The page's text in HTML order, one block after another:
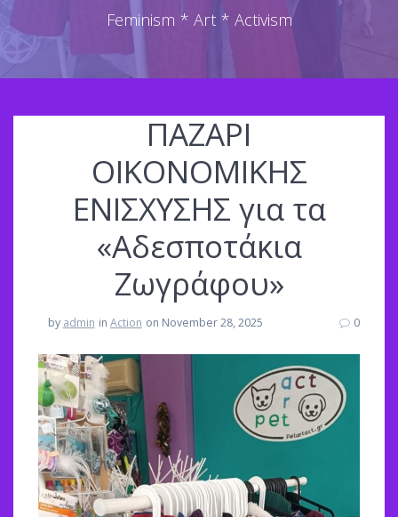
Feminism * Art * Activism
ΠΑΖΑΡΙ
ΟΙΚΟΝΟΜΙΚΗΣ
ΕΝΙΣΧΥΣΗΣ για τα
«Αδεσποτάκια
Ζωγράφου»
by admin in Action on November 28, 2025 0